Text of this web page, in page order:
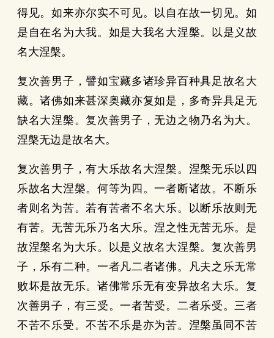
得见。如来亦尔实不可见。以自在故一切见。如
是自在名为大我。如是大我名大涅槃。以是义故
名大涅槃。
复次善男子，譬如宝藏多诸珍异百种具足故名大
藏。诸佛如来甚深奥藏亦复如是，多奇异具足无
缺名大涅槃。复次善男子，无边之物乃名为大。
涅槃无边是故名大。
复次善男子，有大乐故名大涅槃。涅槃无乐以四
乐故名大涅槃。何等为四。一者断诸故。不断乐
者则名为苦。若有苦者不名大乐。以断乐故则无
有苦。无苦无乐乃名大乐。涅之性无苦无乐。是
故涅槃名为大乐。以是义故名大涅槃。复次善男
子，乐有二种。一者凡二者诸佛。凡夫之乐无常
败坏是故无乐。诸佛常乐无有变异故名大乐。复
次善男子，有三受。一者苦受。二者乐受。三者
不苦不乐受。不苦不乐是亦为苦。涅槃虽同不苦